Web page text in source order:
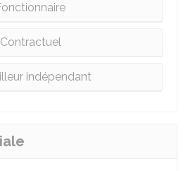
Contractuel
indépendant